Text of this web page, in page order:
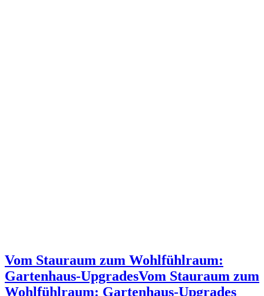
Vom Stauraum zum Wohlfühlraum:
Gartenhaus-UpgradesVom Stauraum zum
Wohlfühlraum: Gartenhaus-Upgrades